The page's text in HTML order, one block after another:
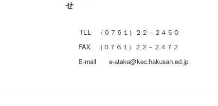
せ
TEL （０７６１）２２－２４５０
FAX （０７６１）２２－２４７２
E-mail e-ataka@kec.hakusan.ed.jp